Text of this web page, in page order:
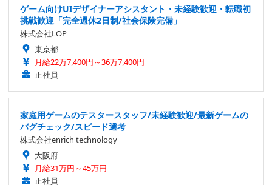
ゲーム向けUIデザイナーアシスタント・未経験歓迎・転職初
挑戦歓迎「完全週休2日制/社会保険完備」
株式会社LOP
東京都
月給22万7,400円～36万7,400円
正社員
家庭用ゲームのテスタースタッフ/未経験歓迎/最新ゲームの
バグチェック/スピード選考
株式会社enrich technology
大阪府
月給31万円～45万円
正社員